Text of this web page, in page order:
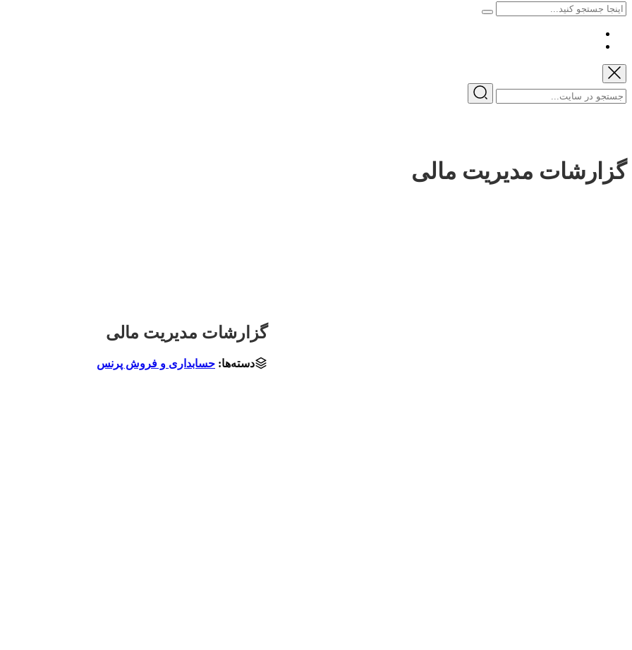
گزارشات مدیریت مالی
گزارشات مدیریت مالی
دسته‌ها: حسابداری و فروش پرنس